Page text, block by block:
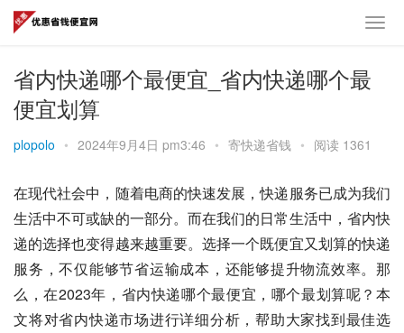
省内快递哪个最便宜_省内快递哪个最
便宜划算
plopolo • 2024年9月4日 pm3:46 • 寄快递省钱 • 阅读 1361
在现代社会中，随着电商的快速发展，快递服务已成为我们
生活中不可或缺的一部分。而在我们的日常生活中，省内快
递的选择也变得越来越重要。选择一个既便宜又划算的快递
服务，不仅能够节省运输成本，还能够提升物流效率。那
么，在2023年，省内快递哪个最便宜，哪个最划算呢？本
文将对省内快递市场进行详细分析，帮助大家找到最佳选